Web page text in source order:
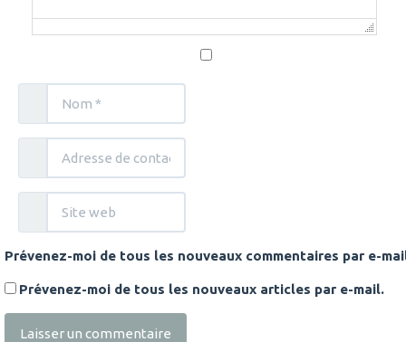
Prévenez-moi de tous les nouveaux commentaires par e-
Prévenez-moi de tous les nouveaux articles par e-mail.